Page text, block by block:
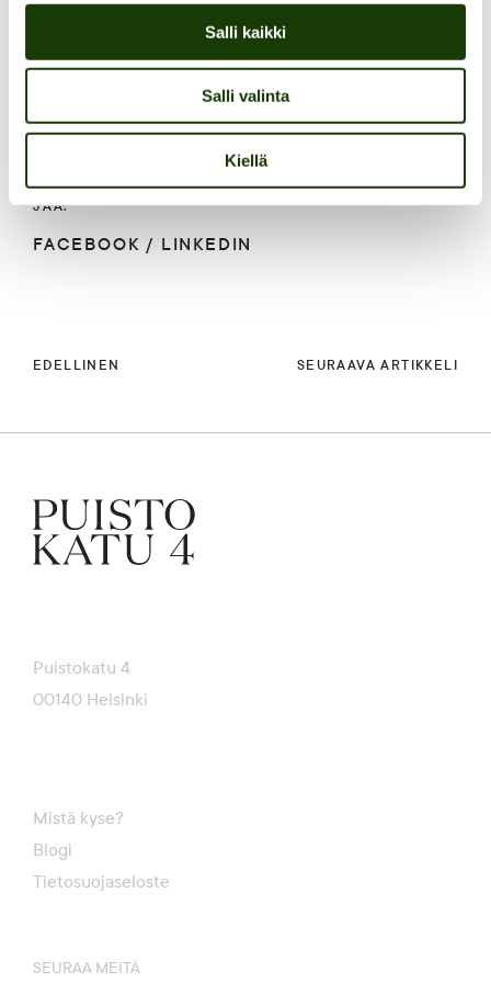
Salli kaikki
Salli valinta
Kiellä
JAA:
FACEBOOK / LINKEDIN
EDELLINEN SEURAAVA ARTIKKELI
Puistokatu 4
00140 Helsinki
Mistä kyse?
Blogi
Tietosuojaseloste
SEURAA MEITÄ